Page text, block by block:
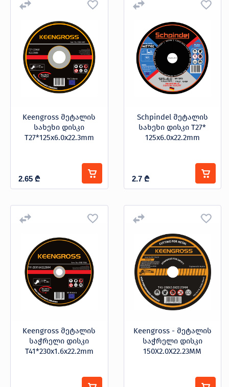
Keengross მეტალის
სახეხი დისკი
T27*125x6.0x22.3mm
2.65 ₾
Schpindel მეტალის
სახეხი დისკი T27*
125x6.0x22.2mm
2.7 ₾
Keengross მეტალის
საჭრელი დისკი
T41*230x1.6x22.2mm
Keengross - მეტალის
საჭრელი დისკი
150X2.0X22.23MM